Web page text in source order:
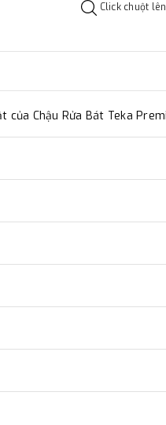
Click chuột
của Chậu Rửa Bát Teka